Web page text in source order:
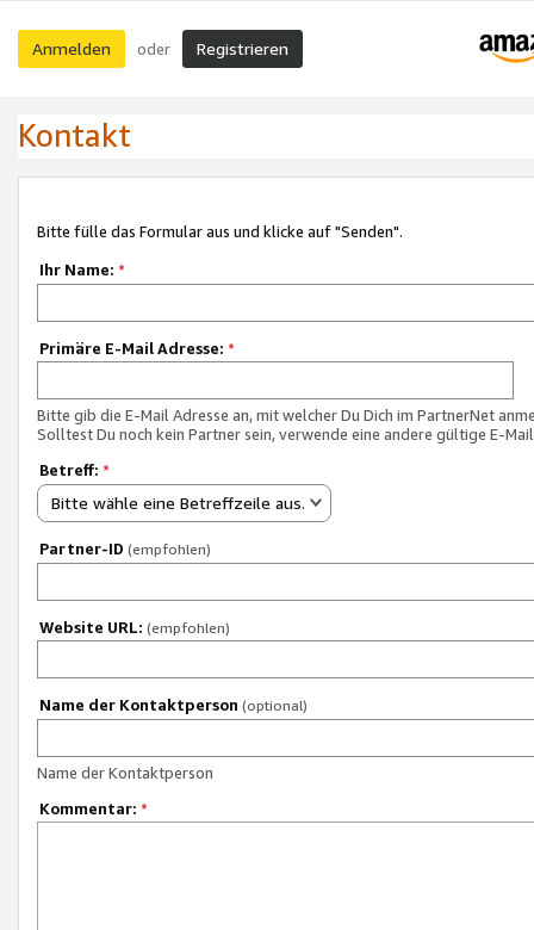
Anmelden oder Registrieren
Kontakt
Bitte fülle das Formular aus und klicke auf "Senden".
Ihr Name: *
Primäre E-Mail Adresse: *
Bitte gib die E-Mail Adresse an, mit welcher Du Dich im PartnerNet
Solltest Du noch kein Partner sein, verwende eine andere gültige E-
Betreff: *
Bitte wähle eine Betreffzeile aus.
Partner-ID (empfohlen)
Website URL: (empfohlen)
Name der Kontaktperson (optional)
Name der Kontaktperson
Kommentar: *